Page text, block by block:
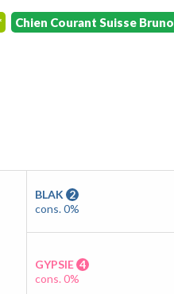
Chien Courant Suisse Bruno
BLAK 2
cons. 0%
GYPSIE 4
cons. 0%